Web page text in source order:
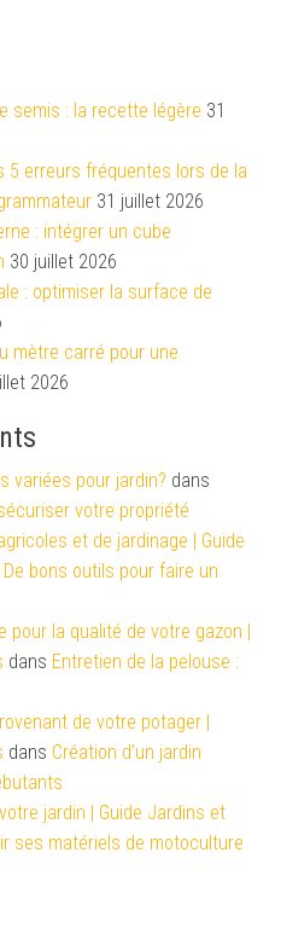
semis : la recette légère 31
5 erreurs fréquentes lors de la
31 juillet 2026
: intégrer un cube
30 juillet 2026
: optimiser la surface de
mètre carré pour une
2026
variées pour jardin? dans
votre propriété
et de jardinage | Guide
De bons outils pour faire un
pour la qualité de votre gazon |
dans Entretien de la pelouse :
de votre potager |
dans Création d’un jardin
jardin | Guide Jardins et
ses matériels de motoculture